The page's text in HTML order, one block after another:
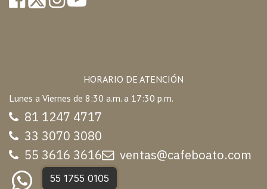
HORARIO DE ATENCIÓN
Lunes a Viernes de 8:30 a.m. a 17:30 p.m.
81 1247 4717
33 3070 3080
55 3616 3616
ventas@cafeboato.com
55 1755 0105